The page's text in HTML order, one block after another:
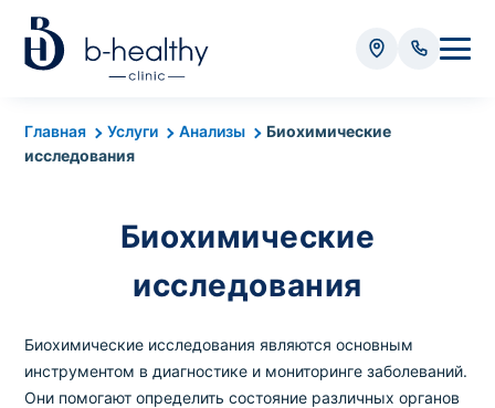
Главная Услуги Анализы
Биохимические
исследования
Биохимические
исследования
Биохимические исследования являются основным
инструментом в диагностике и мониторинге заболеваний.
Они помогают определить состояние различных органов
Анализы
* Оплачивается дополнительно (в зависимости от вида
Стоимость забора крови - 50 грн
крови) – от 35 грн
Итого: 0